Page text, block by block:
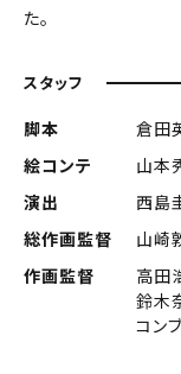
た。
スタッフ
脚本
倉田
絵コンテ
山本
演出
西島
総作画監督
山崎
作画監督
高田
鈴木
コン